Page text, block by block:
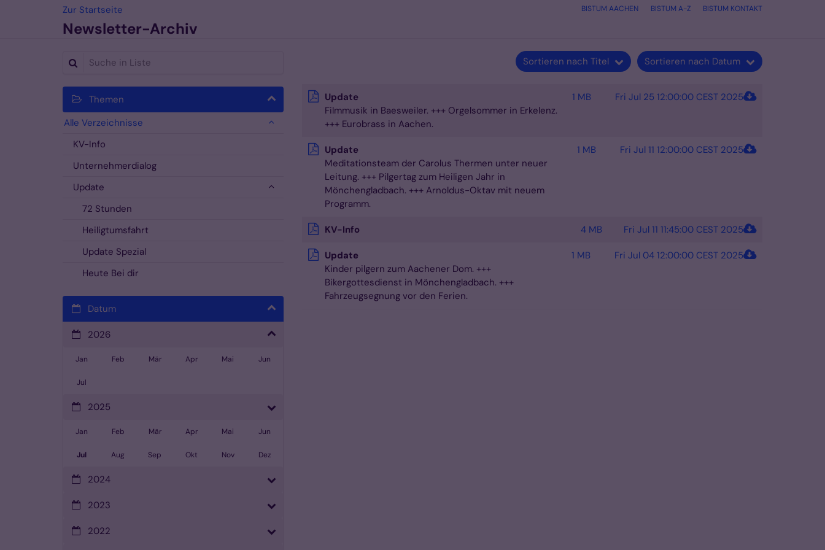
Zum Inhalt springenZur Startseite BISTUM AACHEN BISTUM A-Z BISTUM KONTAKT
Newsletter-Archiv
Sortieren nach Titel Sortieren nach Datum
Update
Filmmusik in Baesweiler. +++ Orgelsommer in Erkelenz.
+++ Eurobrass in Aachen.
1 MB Fri Jul 25 12:00:00 CEST 2025
Update
Meditationsteam der Carolus Thermen unter neuer
Leitung. +++ Pilgertag zum Heiligen Jahr in
Mönchengladbach. +++ Arnoldus-Oktav mit neuem
Programm.
1 MB Fri Jul 11 12:00:00 CEST 2025
KV-Info 4 MB Fri Jul 11 11:45:00 CEST 2025
Update
Kinder pilgern zum Aachener Dom. +++
Bikergottesdienst in Mönchengladbach. +++
Fahrzeugsegnung vor den Ferien.
1 MB Fri Jul 04 12:00:00 CEST 2025
Suche in Liste
Themen
Alle Verzeichnisse
KV-Info
Unternehmerdialog
Update
72 Stunden
Heiligtumsfahrt
Update Spezial
Heute Bei dir
Datum
2026
Jan Feb Mär Apr Mai Jun
Jul
2025
Jan Feb Mär Apr Mai Jun
Jul Aug Sep Okt Nov Dez
2024
2023
2022